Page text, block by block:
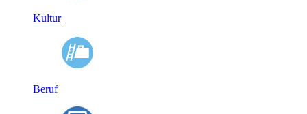
Kultur
Beruf